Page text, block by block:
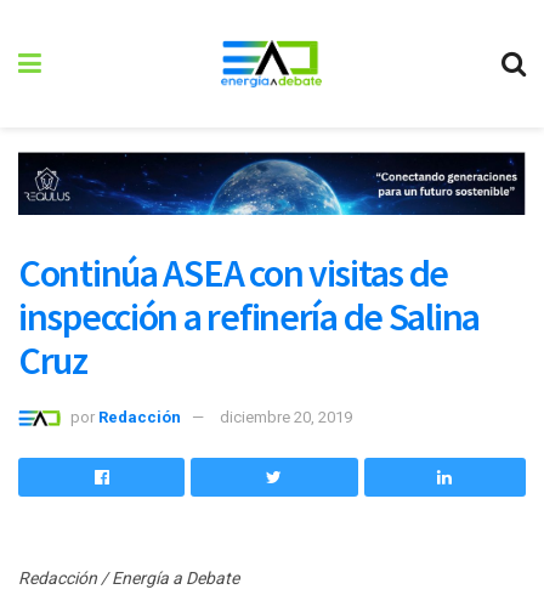
Continúa ASEA con visitas de
inspección a refinería de Salina
Cruz
por Redacción diciembre 20, 2019
Redacción / Energía a Debate